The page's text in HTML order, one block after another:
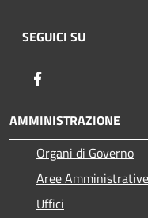
SEGUICI SU
AMMINISTRAZIONE
Organi di Governo
Aree Amministrative
Uffici